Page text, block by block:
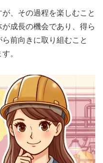
、その過程を楽しむこと
成長の機会であり、得ら
前向きに取り組むこと
。